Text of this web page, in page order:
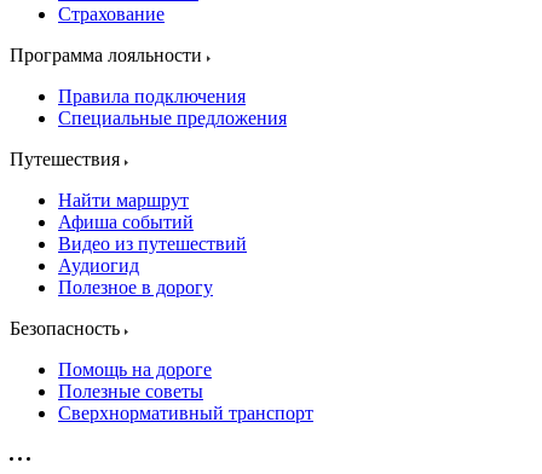
Страхование
Программа лояльности
Правила подключения
Специальные предложения
Путешествия
Найти маршрут
Афиша событий
Видео из путешествий
Аудиогид
Полезное в дорогу
Безопасность
Помощь на дороге
Полезные советы
Сверхнормативный транспорт